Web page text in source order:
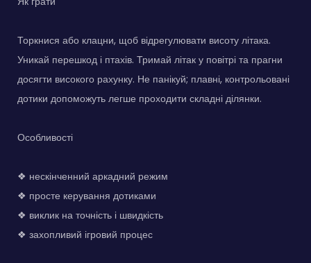
Торкнися або клацни, щоб відрегулювати висоту літака.
Уникай перешкод і птахів. Тримай літак у повітрі та прагни
досягти високого рахунку. Не панікуй; плавні, контрольовані
дотики допоможуть легше проходити складні ділянки.
Особливості
❖ нескінченний аркадний режим
❖ просте керування дотиками
❖ виклик на точність і швидкість
❖ захопливий ігровий процес